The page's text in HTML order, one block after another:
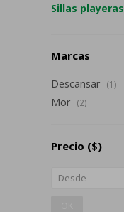
Sillas playeras
Marcas
Descansar (1)
Mor (2)
Precio ($)